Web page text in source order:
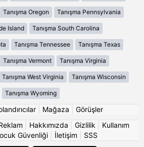
Tanışma Oregon Tanışma Pennsylvania
Island Tanışma South Carolina
Tanışma Tennessee Tanışma Texas
Tanışma Vermont Tanışma Virginia
Tanışma West Virginia Tanışma Wisconsin
Tanışma Wyoming
Mağaza
Görüşler
Hakkımızda Gizlilik
Kullanım
Güvenliği| İletişim SSS